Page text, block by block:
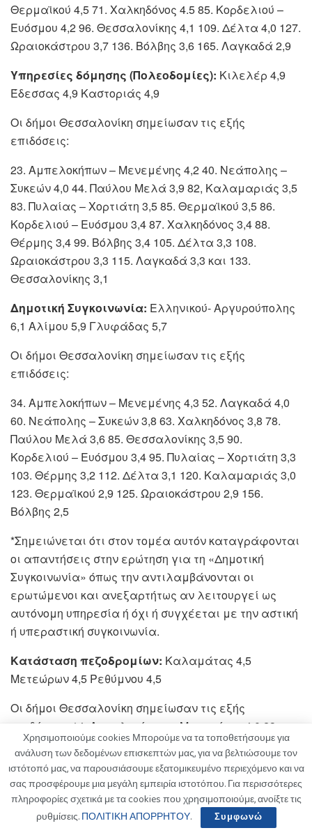
Θερμαϊκού 4,5 71. Χαλκηδόνος 4.5 85. Κορδελιού –
Ευόσμου 4,2 96. Θεσσαλονίκης 4,1 109. Δέλτα 4,0 127.
Ωραιοκάστρου 3,7 136. Βόλβης 3,6 165. Λαγκαδά 2,9
Υπηρεσίες δόμησης (Πολεοδομίες): Κιλελέρ 4,9
Έδεσσας 4,9 Καστοριάς 4,9
Οι δήμοι Θεσσαλονίκη σημείωσαν τις εξής
επιδόσεις:
23. Αμπελοκήπων – Μενεμένης 4,2 40. Νεάπολης –
Συκεών 4,0 44. Παύλου Μελά 3,9 82, Καλαμαριάς 3,5
83. Πυλαίας – Χορτιάτη 3,5 85. Θερμαϊκού 3,5 86.
Κορδελιού – Ευόσμου 3,4 87. Χαλκηδόνος 3,4 88.
Θέρμης 3,4 99. Βόλβης 3,4 105. Δέλτα 3,3 108.
Ωραιοκάστρου 3,3 115. Λαγκαδά 3,3 και 133.
Θεσσαλονίκης 3,1
Δημοτική Συγκοινωνία: Ελληνικού- Αργυρούπολης
6,1 Αλίμου 5,9 Γλυφάδας 5,7
Οι δήμοι Θεσσαλονίκη σημείωσαν τις εξής
επιδόσεις:
34. Αμπελοκήπων – Μενεμένης 4,3 52. Λαγκαδά 4,0
60. Νεάπολης – Συκεών 3,8 63. Χαλκηδόνος 3,8 78.
Παύλου Μελά 3,6 85. Θεσσαλονίκης 3,5 90.
Κορδελιού – Ευόσμου 3,4 95. Πυλαίας – Χορτιάτη 3,3
103. Θέρμης 3,2 112. Δέλτα 3,1 120. Καλαμαριάς 3,0
123. Θερμαϊκού 2,9 125. Ωραιοκάστρου 2,9 156.
Βόλβης 2,5
*Σημειώνεται ότι στον τομέα αυτόν καταγράφονται
οι απαντήσεις στην ερώτηση για τη «Δημοτική
Συγκοινωνία» όπως την αντιλαμβάνονται οι
ερωτώμενοι και ανεξαρτήτως αν λειτουργεί ως
αυτόνομη υπηρεσία ή όχι ή συγχέεται με την αστική
ή υπεραστική συγκοινωνία.
Κατάσταση πεζοδρομίων: Καλαμάτας 4,5
Μετεώρων 4,5 Ρεθύμνου 4,5
Οι δήμοι Θεσσαλονίκη σημείωσαν τις εξής
επιδόσεις: 14. Αμπελοκήπων – Μενεμένης 4,0 23.
Νεάπολης – Συκεών 3,9 45. Χαλκηδόνος 3,6 66.
Παύλου Μελά 3,3 68. Βόλβης 3,3 84. Θερμαϊκού 3,1
101. Θέρμης 3,1 111. Λαγκαδά 3,0 114. Πυλαίας –
Χορτιάτη 2,9 122. Δέλτα 2,9 123. Θεσσαλονίκης 2,9
127. Καλαμαριάς 2,8 135. Κορδελιού – Ευόσμου 2,8
Χρησιμοποιούμε cookies Μπορούμε να τα τοποθετήσουμε για
ανάλυση των δεδομένων επισκεπτών μας, για να βελτιώσουμε τον
ιστότοπό μας, να παρουσιάσουμε εξατομικευμένο περιεχόμενο και να
σας προσφέρουμε μια μεγάλη εμπειρία ιστοτόπου. Για περισσότερες
πληροφορίες σχετικά με τα cookies που χρησιμοποιούμε, ανοίξτε τις
ρυθμίσεις.ΠΟΛΙΤΙΚΗ ΑΠΟΡΡΗΤΟΥ. Συμφωνώ